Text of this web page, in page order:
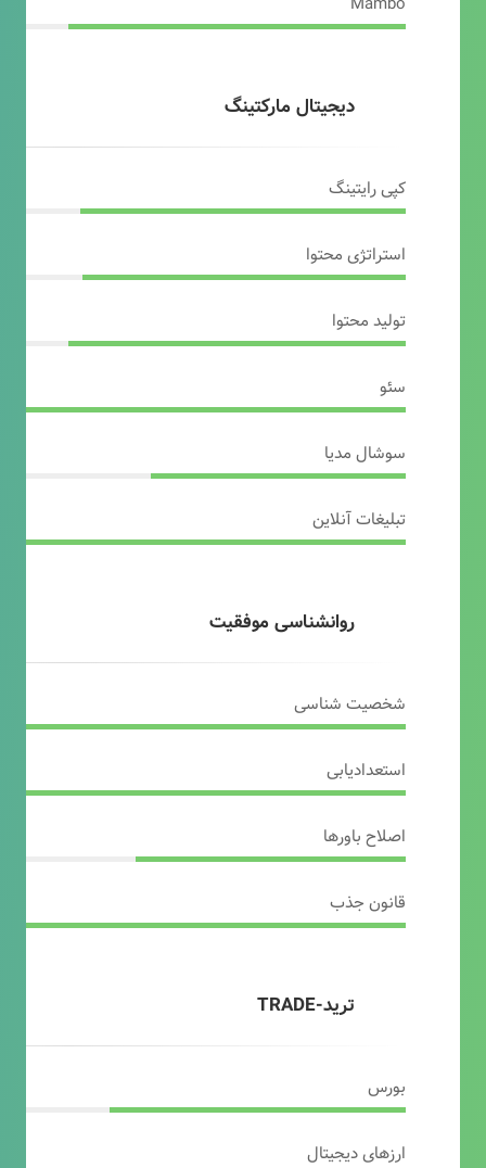
دیجیتال مارکتینگ
کپی رایتینگ
استراتژی محتوا
تولید محتوا
سئو
سوشال مدیا
تبلیغات آنلاین
روانشناسی موفقیت
شخصیت شناسی
استعدادیابی
اصلاح باورها
قانون جذب
ترید-TRADE
بورس
ارزهای دیجیتال